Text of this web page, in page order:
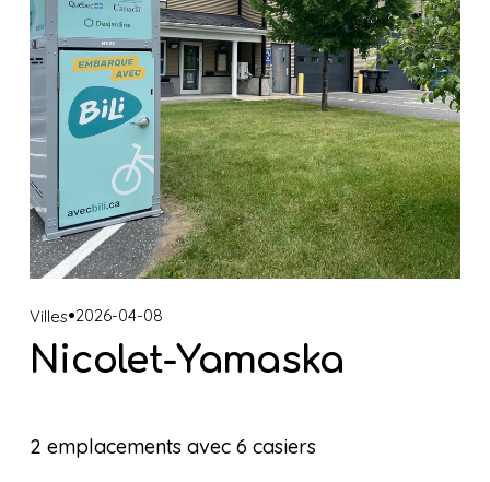
Villes 2026-04-08
Nicolet-Yamaska
2 emplacements avec 6 casiers